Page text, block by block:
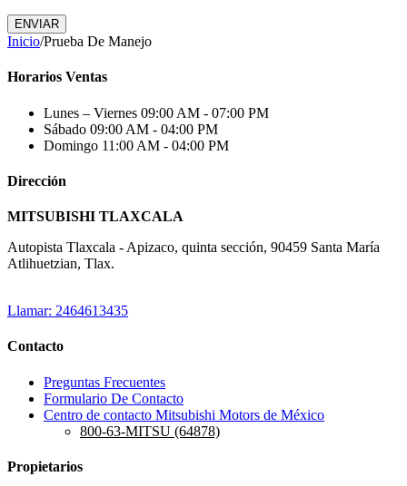
ENVIAR
Inicio/Prueba De Manejo
Horarios Ventas
Lunes – Viernes 09:00 AM - 07:00 PM
Sábado 09:00 AM - 04:00 PM
Domingo 11:00 AM - 04:00 PM
Dirección
MITSUBISHI TLAXCALA
Autopista Tlaxcala - Apizaco, quinta sección, 90459 Santa María
Atlihuetzian, Tlax.
Llamar: 2464613435
Contacto
Preguntas Frecuentes
Formulario De Contacto
Centro de contacto Mitsubishi Motors de México
800-63-MITSU (64878)
Propietarios